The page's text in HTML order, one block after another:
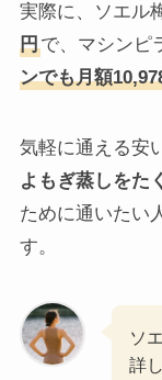
実際に、ソエル
円で、マシンピ
ンでも月額
気軽に通える安
よもぎ蒸しをた
ために通いたい
す。
ソ
詳